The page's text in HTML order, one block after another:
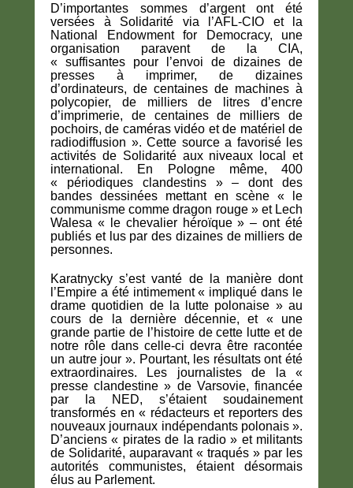
D’importantes sommes d’argent ont été
versées à Solidarité via l’AFL-CIO et la
National Endowment for Democracy, une
organisation paravent de la CIA,
« suffisantes pour l’envoi de dizaines de
presses à imprimer, de dizaines
d’ordinateurs, de centaines de machines à
polycopier, de milliers de litres d’encre
d’imprimerie, de centaines de milliers de
pochoirs, de caméras vidéo et de matériel de
radiodiffusion ». Cette source a favorisé les
activités de Solidarité aux niveaux local et
international. En Pologne même, 400
« périodiques clandestins » – dont des
bandes dessinées mettant en scène « le
communisme comme dragon rouge » et Lech
Walesa « le chevalier héroïque » – ont été
publiés et lus par des dizaines de milliers de
personnes.
Karatnycky s’est vanté de la manière dont
l’Empire a été intimement « impliqué dans le
drame quotidien de la lutte polonaise » au
cours de la dernière décennie, et « une
grande partie de l’histoire de cette lutte et de
notre rôle dans celle-ci devra être racontée
un autre jour ». Pourtant, les résultats ont été
extraordinaires. Les journalistes de la «
presse clandestine » de Varsovie, financée
par la NED, s’étaient soudainement
transformés en « rédacteurs et reporters des
nouveaux journaux indépendants polonais ».
D’anciens « pirates de la radio » et militants
de Solidarité, auparavant « traqués » par les
autorités communistes, étaient désormais
élus au Parlement.